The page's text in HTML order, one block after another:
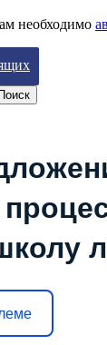
необходимо